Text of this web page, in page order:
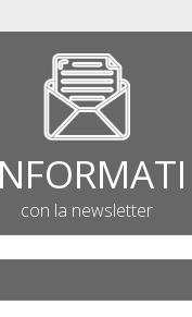
con la newsletter